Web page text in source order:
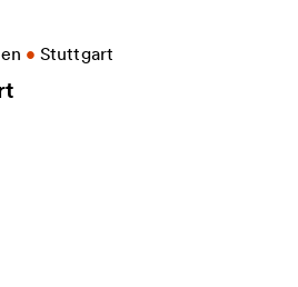
• Stuttgart
Theaterhaus Stuttgart